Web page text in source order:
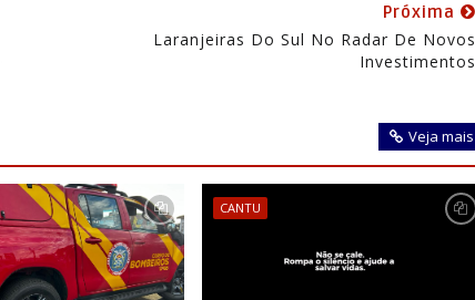
Próxima
Laranjeiras Do Sul No Radar De Novos
Investimentos
Veja mais
CANTU